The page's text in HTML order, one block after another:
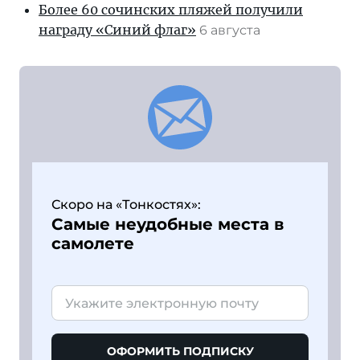
Более 60 сочинских пляжей получили
награду «Синий флаг» 6 августа
Скоро на «Тонкостях»:
Самые неудобные места в
самолете
ОФОРМИТЬ ПОДПИСКУ